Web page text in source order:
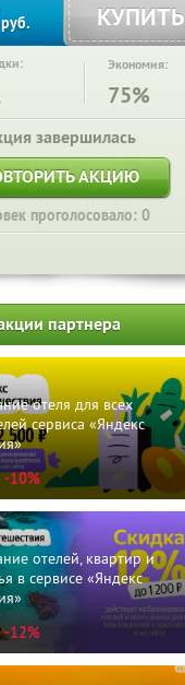
руб. КУПИТЬ
Экономия:
75%
завершилась
АКЦИЮ
проголосовало: 0
партнера
отеля для всех
сервиса «Яндекс
-10%
отелей, квартир и
в сервисе «Яндекс
-12%